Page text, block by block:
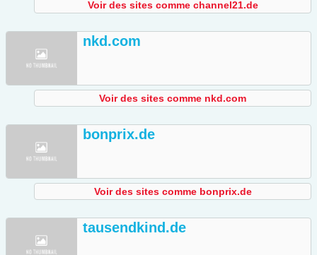
Voir des sites comme channel21.de
nkd.com
Voir des sites comme nkd.com
bonprix.de
Voir des sites comme bonprix.de
tausendkind.de